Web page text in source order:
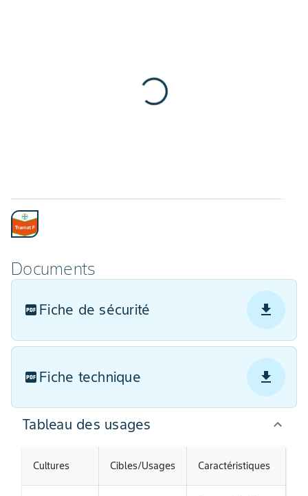
Documents
Fiche de sécurité
Fiche technique
Tableau des usages
Cultures Cibles/Usages Caractéristiques